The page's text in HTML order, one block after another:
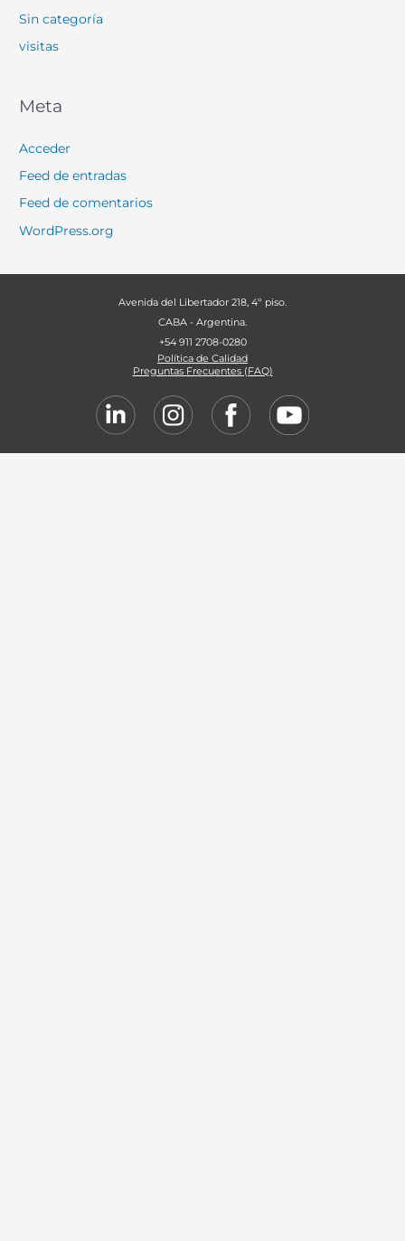
Sin categoría
visitas
Meta
Acceder
Feed de entradas
Feed de comentarios
WordPress.org
Avenida del Libertador 218, 4º piso.
CABA - Argentina.
+54 911 2708-0280
Política de Calidad
Preguntas Frecuentes (FAQ)